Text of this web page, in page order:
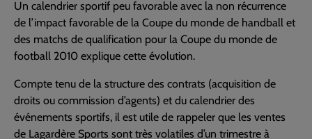
Un calendrier sportif peu favorable avec la non récurrence
de l’impact favorable de la Coupe du monde de handball et
des matchs de qualification pour la Coupe du monde de
football 2010 explique cette évolution.
Compte tenu de la structure des contrats (acquisition de
droits ou commission d’agents) et du calendrier des
événements sportifs, il est utile de rappeler que les ventes
de Lagardère Sports sont très volatiles d’un trimestre à